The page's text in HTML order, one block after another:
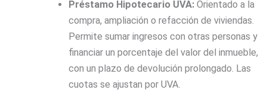
Préstamo Hipotecario UVA:Orientado a la
compra, ampliación o refacción de viviendas.
Permite sumar ingresos con otras personas y
financiar un porcentaje del valor del inmueble,
con un plazo de devolución prolongado. Las
cuotas se ajustan por UVA.